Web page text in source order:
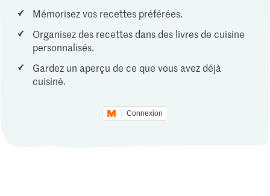
Mémorisez vos recettes préférées.
Organisez des recettes dans des livres de cuisine
personnalisés.
Gardez un aperçu de ce que vous avez déjà
cuisiné.
Connexion